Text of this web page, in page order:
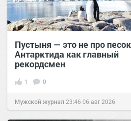
Пустыня — это не про
Антарктида как главный
рекордсмен
1 0
Мужской журнал 23:4606 авг 2026